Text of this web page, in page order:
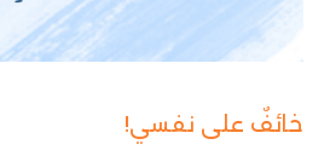
خائفٌ على نفسي!